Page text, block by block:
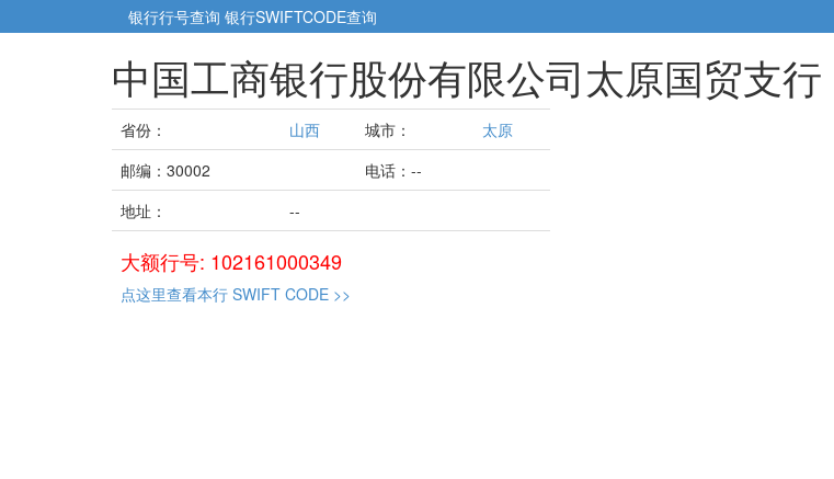
银行行号查询 银行SWIFTCODE查询
中国工商银行股份有限公司太原国贸支行
省份： 山西 城市：
太原
邮编：30002
电话：--
地址：
--
大额行号: 102161000349
点这里查看本行 SWIFT CODE >>